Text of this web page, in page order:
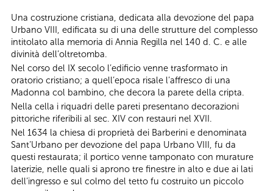
Una costruzione cristiana, dedicata alla devozione del papa
Urbano VIII, edificata su di una delle strutture del complesso
intitolato alla memoria di Annia Regilla nel 140 d. C. e alle
divinità dell’oltretomba.
Nel corso del IX secolo l’edificio venne trasformato in
oratorio cristiano; a quell’epoca risale l’affresco di una
Madonna col bambino, che decora la parete della cripta.
Nella cella i riquadri delle pareti presentano decorazioni
pittoriche riferibili al sec. XIV con restauri nel XVII.
Nel 1634 la chiesa di proprietà dei Barberini e denominata
Sant’Urbano per devozione del papa Urbano VIII, fu da
questi restaurata; il portico venne tamponato con murature
laterizie, nelle quali si aprono tre finestre in alto e due ai lati
dell’ingresso e sul colmo del tetto fu costruito un piccolo